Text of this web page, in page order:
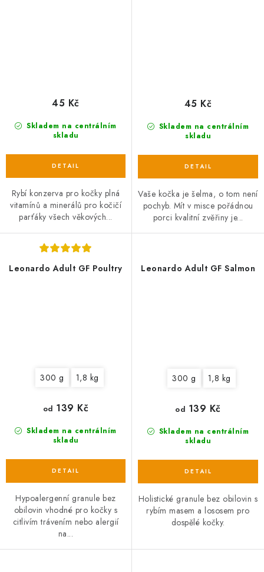
Skladem na centrálním
skladu
45 Kč
Rybí konzerva pro kočky plná
vitamínů a minerálů pro kočičí
parťáky všech věkových...
Skladem na centrálním
skladu
45 Kč
Vaše kočka je šelma, o tom není
pochyb. Mít v misce pořádnou
porci kvalitní zvěřiny je...
Leonardo Adult GF Poultry
300 g 1,8 kg
Skladem na centrálním
skladu
od 139 Kč
Hypoalergenní granule bez
obilovin vhodné pro kočky s
citlivím trávením nebo alergií
na...
Leonardo Adult GF Salmon
300 g 1,8 kg
Skladem na centrálním
skladu
od 139 Kč
Holistické granule bez obilovin s
rybím masem a lososem pro
dospělé kočky.